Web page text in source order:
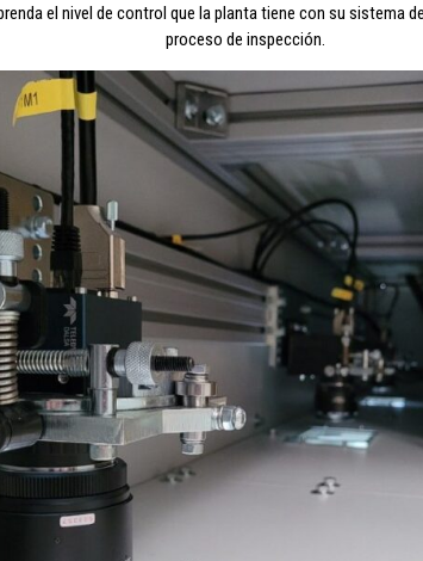
el nivel de control que la planta tiene con su sistema
proceso de inspección.